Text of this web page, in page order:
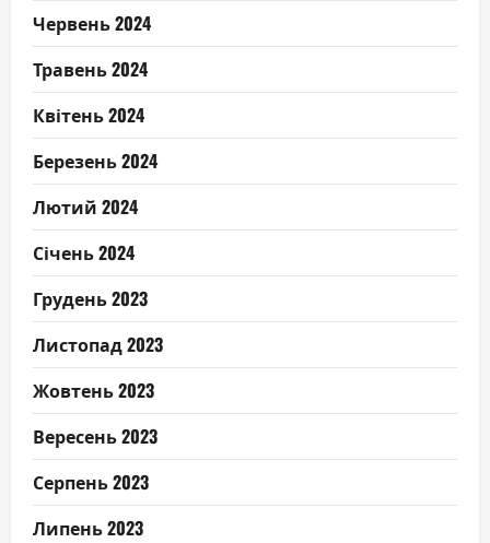
Червень 2024
Травень 2024
Квітень 2024
Березень 2024
Лютий 2024
Січень 2024
Грудень 2023
Листопад 2023
Жовтень 2023
Вересень 2023
Серпень 2023
Липень 2023